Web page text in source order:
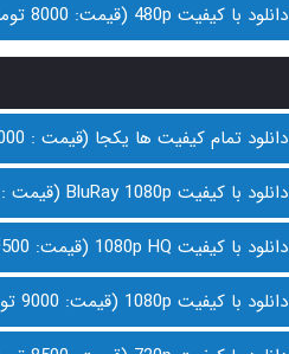
دانلود با کیفیت 480p (قیمت: 8000 تومان)
دانلود تمام کیفیت ها یکجا (قیمت : 20.000 تومان)
دانلود با کیفیت BluRay 1080p (قیمت : 10.000 تومان)
دانلود با کیفیت 1080p HQ (قیمت: 9500 تومان)
دانلود با کیفیت 1080p (قیمت: 9000 تومان)